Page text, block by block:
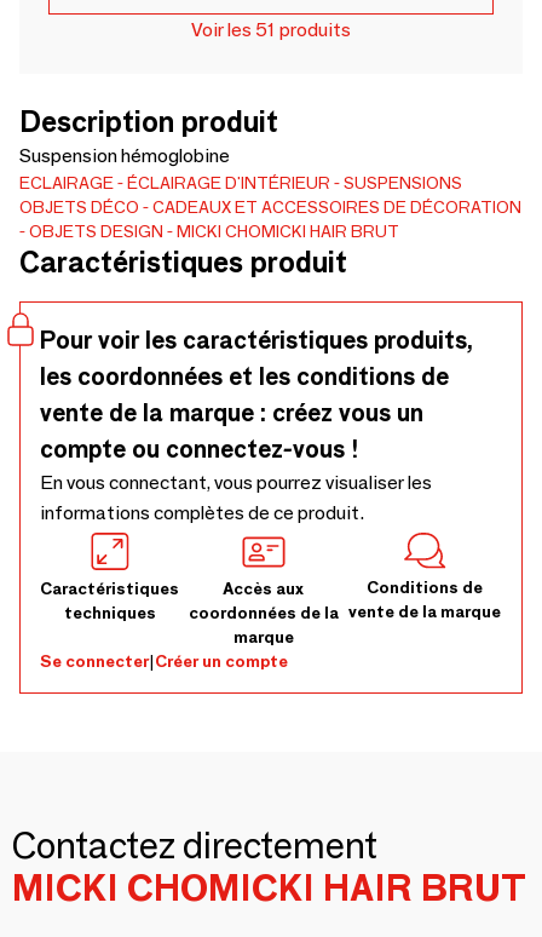
Voir les 51 produits
Description produit
Suspension hémoglobine
ECLAIRAGE ÉCLAIRAGE D'INTÉRIEUR
SUSPENSIONS
OBJETS DÉCO
CADEAUX ET ACCESSOIRES DE DÉCORATION
OBJETS DESIGN
MICKI CHOMICKI HAIR BRUT
Caractéristiques produit
Pour voir les caractéristiques produits,
les coordonnées et les conditions de
vente de la marque : créez vous un
compte ou connectez-vous !
En vous connectant, vous pourrez visualiser les
informations complètes de ce produit.
Caractéristiques
techniques
Accès aux
coordonnées de la
marque
Conditions de
vente de la marque
Se connecter|Créer un compte
Contactez directement
MICKI CHOMICKI HAIR BRUT